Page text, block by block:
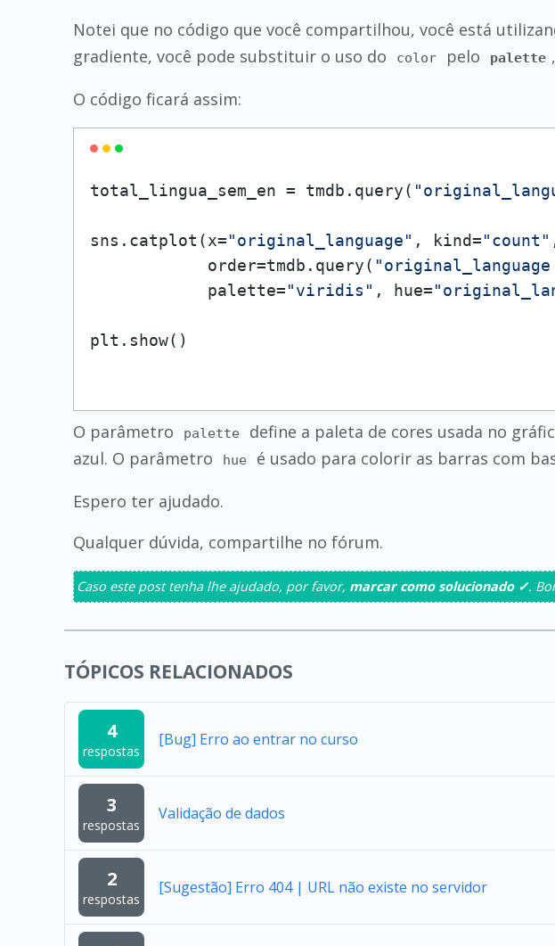
Notei que no código que você compartilhou, você está
gradiente, você pode substituir o uso do
color pelo palette
O código ficará assim:
total_lingua_sem_en = tmdb.query(
sns.catplot(x="original_language" , kind="count"
            order=tmdb.query(
            palette=
"viridis" , hue=
O parâmetro palette
define a paleta de cores usada no
azul. O parâmetro
hue
é usado para colorir as barras com
Espero ter ajudado.
Qualquer dúvida, compartilhe no fórum.
Caso este post tenha lhe ajudado, por favor, marcar como solucionado ✓.
TÓPICOS RELACIONADOS
4
respostas
[Bug] Erro ao entrar no curso
3
respostas
Validação de dados
2
respostas
[Sugestão] Erro 404 | URL não existe no servidor